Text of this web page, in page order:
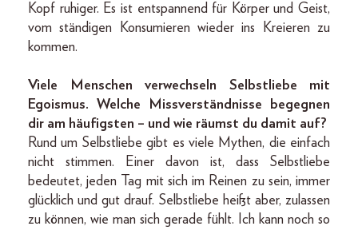
Kopf ruhiger. Es ist entspannend für Körper und Geist,
vom ständigen Konsumieren wieder ins Kreieren zu
kommen.
Viele Menschen verwechseln Selbstliebe mit
Egoismus. Welche Missverständnisse begegnen
dir am häufigsten – und wie räumst du damit auf?
Rund um Selbstliebe gibt es viele Mythen, die einfach
nicht stimmen. Einer davon ist, dass Selbstliebe
bedeutet, jeden Tag mit sich im Reinen zu sein, immer
glücklich und gut drauf. Selbstliebe heißt aber, zulassen
zu können, wie man sich gerade fühlt. Ich kann noch so